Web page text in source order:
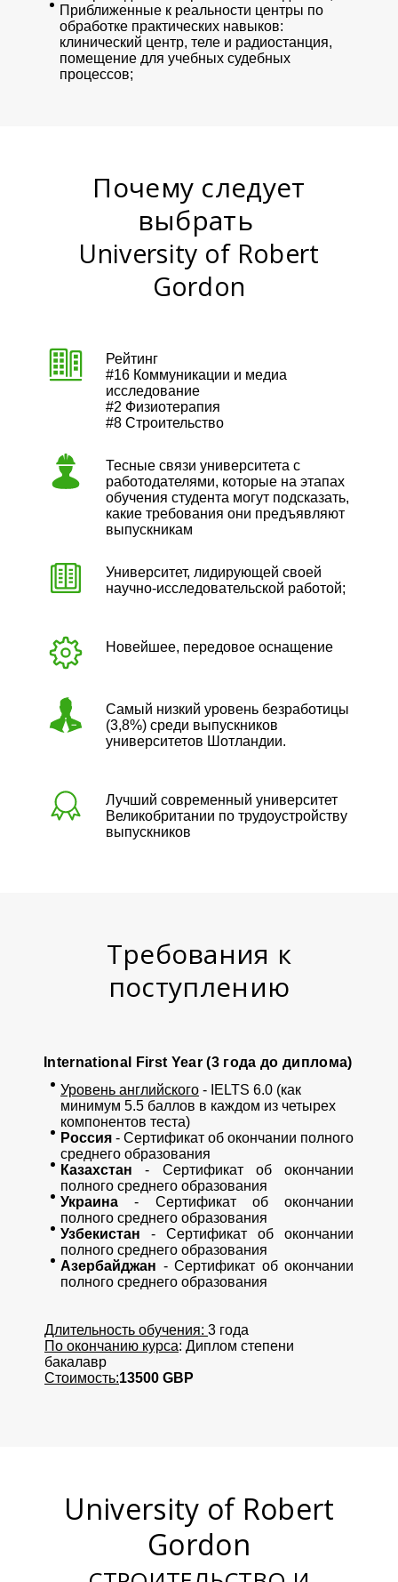
Приближенные к реальности центры по
обработке практических навыков:
клинический центр, теле и радиостанция,
помещение для учебных судебных
процессов;
Почему следует
выбрать
University of Robert
Gordon
Рейтинг
#16 Коммуникации и медиа
исследование
#2 Физиотерапия
#8 Строительство
Тесные связи университета с
работодателями, которые на этапах
обучения студента могут подсказать,
какие требования они предъявляют
выпускникам
Университет, лидирующей своей
научно-исследовательской работой;
Новейшее, передовое оснащение
Самый низкий уровень безработицы
(3,8%) среди выпускников
университетов Шотландии.
Лучший современный университет
Великобритании по трудоустройству
выпускников
Требования к
поступлению
International First Year (3 года до диплома)
Уровень английского - IELTS 6.0 (как
минимум 5.5 баллов в каждом из четырех
компонентов теста)
Россия - Сертификат об окончании полного
среднего образования
Казахстан - Сертификат об окончании
полного среднего образования
Украина - Сертификат об окончании
полного среднего образования
Узбекистан - Сертификат об окончании
полного среднего образования
Азербайджан - Сертификат об окончании
полного среднего образования
Длительность обучения: 3 года
По окончанию курса: Диплом степени
бакалавр
Стоимость:13500 GBP
University of Robert
Gordon